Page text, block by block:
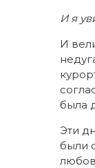
И я
И
была
Эти
были